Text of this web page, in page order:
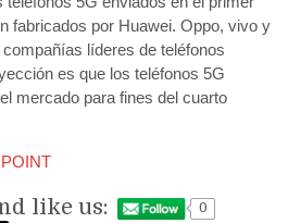
fabricados por Huawei. Oppo, vivo y
líderes de teléfonos
es que los teléfonos 5G
mercado para fines del cuarto
like us:
0